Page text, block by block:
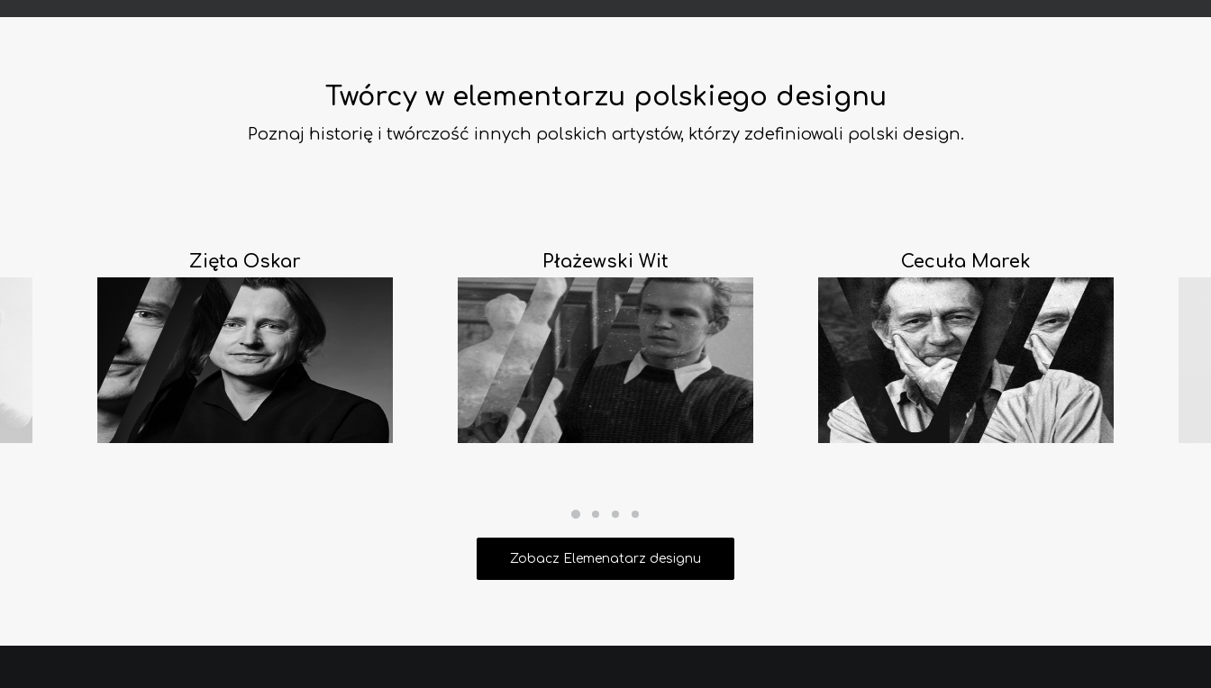
Twórcy w elementarzu polskiego designu
Poznaj historię i twórczość innych polskich artystów, którzy zdefiniowali polski design.
Zięta Oskar Płażewski Wit Cecuła Marek
Zobacz Elemenatarz designu